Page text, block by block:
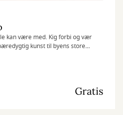
kan være med. Kig forbi og vær
kunst til byens store
til DLB (Det længste bord) d. 5.
Gratis